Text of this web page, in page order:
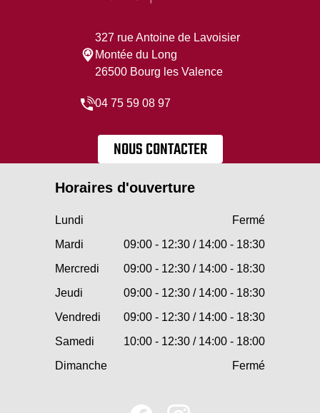
327 rue Antoine de Lavoisier
Montée du Long
26500 Bourg les Valence
04 75 59 08 97
NOUS CONTACTER
Horaires d'ouverture
Lundi
Fermé
Mardi
09:00 - 12:30 / 14:00 - 18:30
Mercredi
09:00 - 12:30 / 14:00 - 18:30
Jeudi
09:00 - 12:30 / 14:00 - 18:30
Vendredi
09:00 - 12:30 / 14:00 - 18:30
Samedi
10:00 - 12:30 / 14:00 - 18:00
Dimanche
Fermé